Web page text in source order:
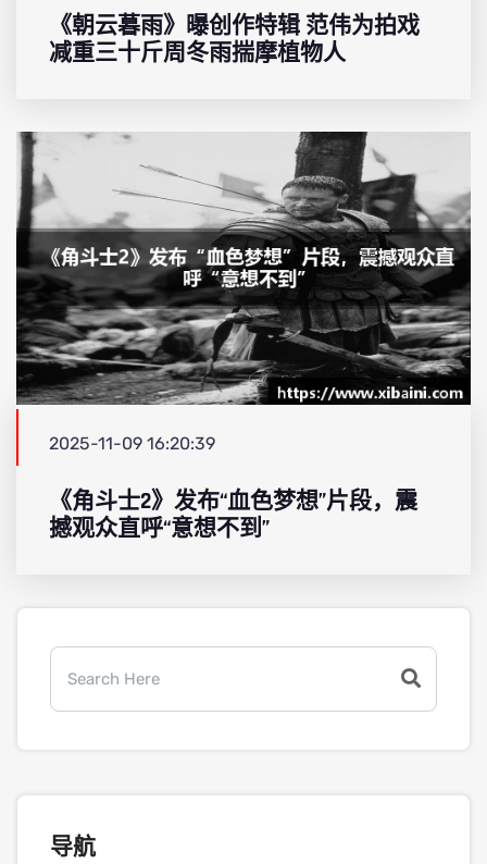
《朝云暮雨》曝创作特辑 范伟为拍戏
减重三十斤周冬雨揣摩植物人
2025-11-09 16:20:39
《角斗士2》发布“血色梦想”片段，震
撼观众直呼“意想不到”
导航